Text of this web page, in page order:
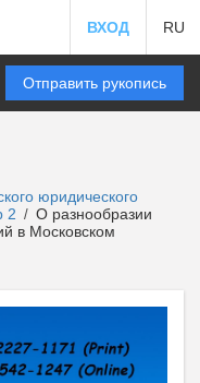
ВХОД RU
Отправить рукопись
юридического
2 / О разнообразии
в Московском